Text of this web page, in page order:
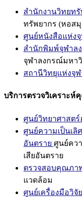
สำนักงานวิทยท
ทรัพยากร (หอส
ศูนย์หนังสือแห่งจุ
สำนักพิมพ์จุฬาล
จุฬาลงกรณ์มหา
สถานีวิทยุแห่งจุฬ
บริการตรวจวิเคราะห์
ศูนย์วิทยาศาสตร์
ศูนย์ความเป็นเลิ
อันตราย ศูนย์คว
เสียอันตราย
ตรวจสอบคุณภา
แวดล้อม
ศูนย์เครื่องมือวิจั